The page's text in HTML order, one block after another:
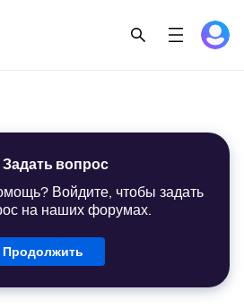
Задать вопрос
Войдите, чтобы задать
на наших форумах.
Продолжить